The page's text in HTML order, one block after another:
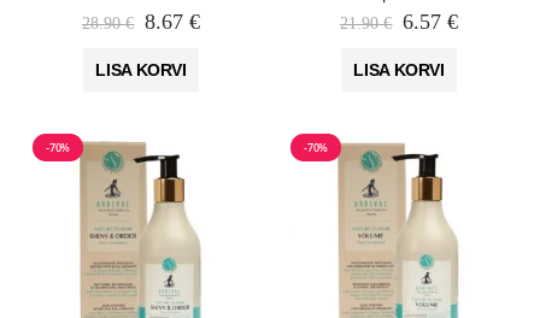
28.90€ Algne
oli:
8.67€Praegune
LISA KORVI
21.90€ Algne
oli:
6.57€Praegune
LISA KORVI
-70% -70%